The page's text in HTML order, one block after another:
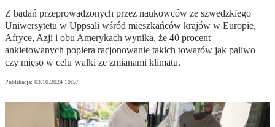
Z badań przeprowadzonych przez naukowców ze szwedzkiego
Uniwersytetu w Uppsali wśród mieszkańców krajów w Europie,
Afryce, Azji i obu Amerykach wynika, że 40 procent
ankietowanych popiera racjonowanie takich towarów jak paliwo
czy mięso w celu walki ze zmianami klimatu.
Publikacja: 03.10.2024 10:57